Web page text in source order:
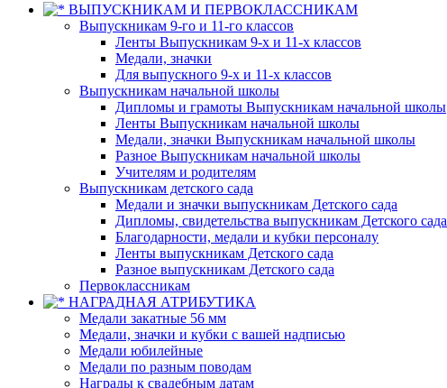
ВЫПУСКНИКАМ И ПЕРВОКЛАССНИКАМ
Выпускникам 9-го и 11-го классов
Ленты Выпускникам 9-х и 11-х классов
Медали, значки
Для выпускного 9-х и 11-х классов
Выпускникам начальной школы
Дипломы и грамоты Выпускникам начальной школы
Ленты Выпускникам начальной школы
Медали, значки Выпускникам начальной школы
Разное Выпускникам начальной школы
Учителям и родителям
Выпускникам детского сада
Медали и значки выпускникам Детского сада
Дипломы, свидетельства выпускникам Детского сада
Благодарности, медали и кубки персоналу
Ленты выпускникам Детского сада
Разное выпускникам Детского сада
Первоклассникам
НАГРАДНАЯ АТРИБУТИКА
Медали закатные 56 мм
Медали, значки и кубки с вашей надписью
Медали юбилейные
Медали по разным поводам
Награды к свадебным датам